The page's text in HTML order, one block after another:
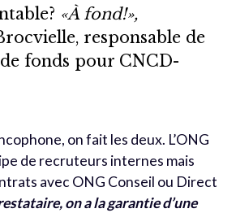
«À fond!»,
responsable de
fonds pour CNCD-
on fait les deux. L’ONG
de recruteurs internes mais
avec ONG Conseil ou Direct
on a la garantie d’une